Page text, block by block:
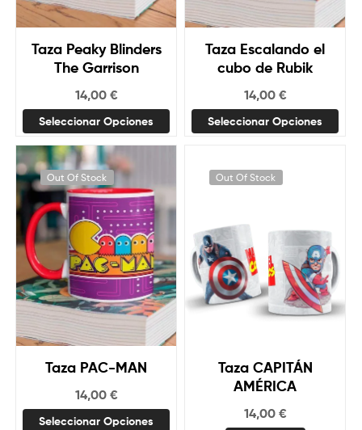
Taza Peaky Blinders
The Garrison
14,00 €
Seleccionar Opciones
Taza Escalando el
cubo de Rubik
14,00 €
Seleccionar Opciones
Out Of Stock
Taza PAC-MAN
14,00 €
Seleccionar Opciones
Out Of Stock
Taza CAPITÁN
AMÉRICA
14,00 €